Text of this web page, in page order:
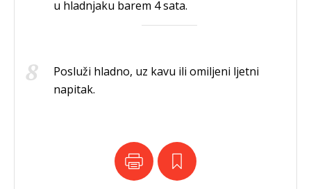
u hladnjaku barem 4 sata.
Posluži hladno, uz kavu ili omiljeni ljetni
napitak.